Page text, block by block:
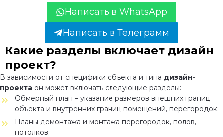
Написать в WhatsApp
Написать в Телеграмм
Какие разделы включает дизайн
проект?
В зависимости от специфики объекта и типа дизайн-
проекта он может включать следующие разделы:
Обмерный план – указание размеров внешних границ
объекта и внутренних границ помещений, перегородок;
Планы демонтажа и монтажа перегородок, полов,
потолков;